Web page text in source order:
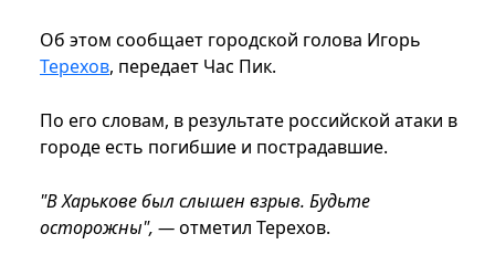
Об этом сообщает городской голова Игорь
Терехов, передает Час Пик.
По его словам, в результате российской атаки в
городе есть погибшие и пострадавшие.
"В Харькове был слышен взрыв. Будьте
осторожны", —отметил Терехов.